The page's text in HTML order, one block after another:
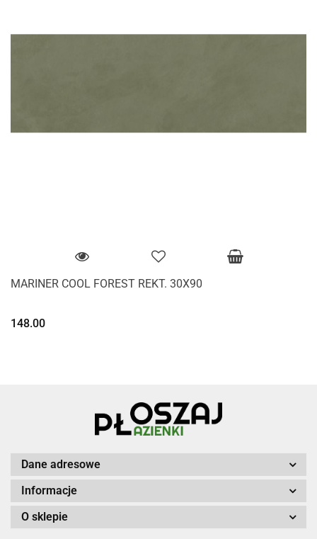
MARINER COOL FOREST REKT. 30X90
148.00
Dane adresowe
Informacje
O sklepie